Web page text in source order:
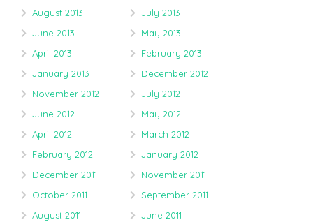
August 2013
July 2013
June 2013
May 2013
April 2013
February 2013
January 2013
December 2012
November 2012
July 2012
June 2012
May 2012
April 2012
March 2012
February 2012
January 2012
December 2011
November 2011
October 2011
September 2011
August 2011
June 2011